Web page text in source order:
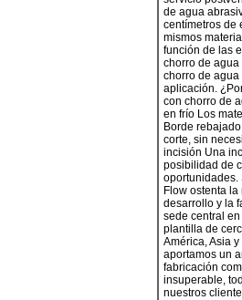
de agua
centímetros de
mismos
función de las
chorro de
chorro de
aplicación.
con chorro de
en frío Los
Borde
corte, sin
incisión Una
posibilidad de
oportunidades.
Flow ostenta
desarrollo y la
sede central
plantilla de
América, Asia
aportamos un
fabricación
insuperable,
nuestros